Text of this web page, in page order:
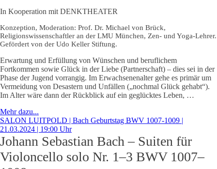
In Kooperation mit DENKTHEATER
Konzeption, Moderation: Prof. Dr. Michael von Brück,
Religionswissenschaftler an der LMU München, Zen- und Yoga-Lehrer.
Gefördert von der Udo Keller Stiftung.
Erwartung und Erfüllung von Wünschen und beruflichem
Fortkommen sowie Glück in der Liebe (Partnerschaft) – dies sei in der
Phase der Jugend vorrangig. Im Erwachsenenalter gehe es primär um
Vermeidung von Desastern und Unfällen („nochmal Glück gehabt“).
Im Alter wäre dann der Rückblick auf ein geglücktes Leben, …
Mehr dazu...
SALON LUITPOLD | Bach Geburtstag BWV 1007-1009 |
21.03.2024 | 19:00 Uhr
Johann Sebastian Bach – Suiten für
Violoncello solo Nr. 1–3 BWV 1007–